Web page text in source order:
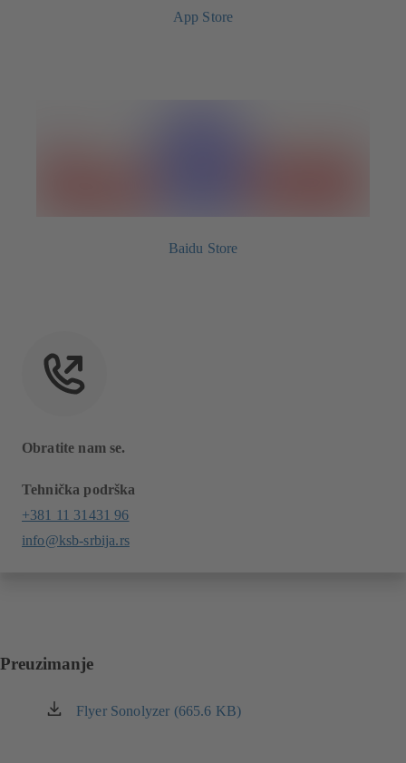
App Store
Baidu Store
Obratite nam se.
Tehnička podrška
+381 11 31431 96
info@ksb-srbija.rs
Preuzimanje
Flyer Sonolyzer (665.6 KB)
(otvara